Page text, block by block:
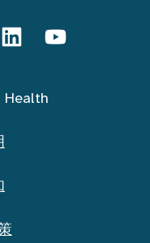
LinkedInYouTube
Health